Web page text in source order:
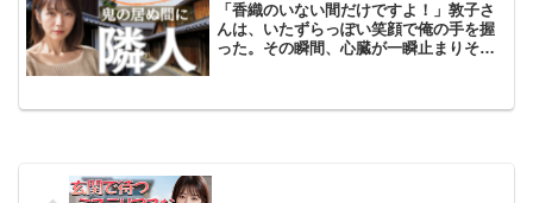
「香織のいない間だけですよ！」敦子さ
んは、いたずらっぽい笑顔で俺の手を握
った。その瞬間、心臓が一瞬止まりそう